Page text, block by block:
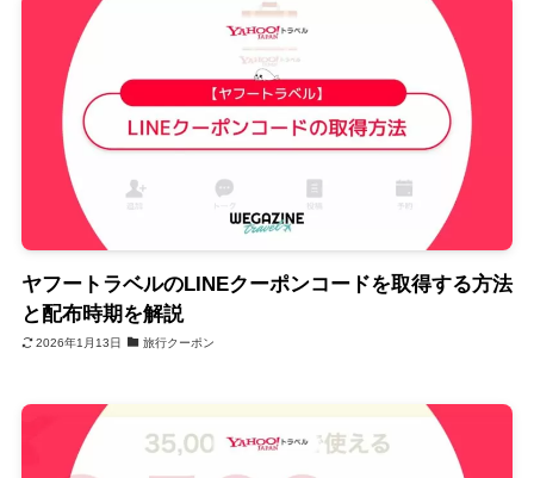
ヤフートラベルのLINEクーポンコードを取得する方法
と配布時期を解説
2026年1月13日 旅行クーポン